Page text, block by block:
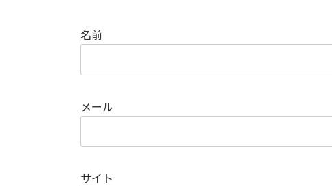
名前
メール
サイト